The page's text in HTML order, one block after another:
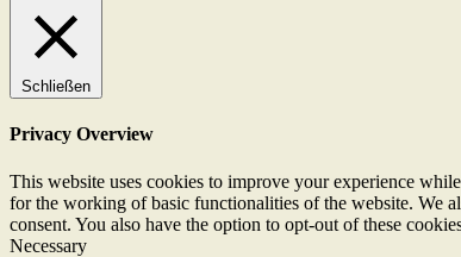
Schließen
Privacy Overview
This website uses cookies to improve your experience
for the working of basic functionalities of the website. We
consent. You also have the option to opt-out of these
Necessary